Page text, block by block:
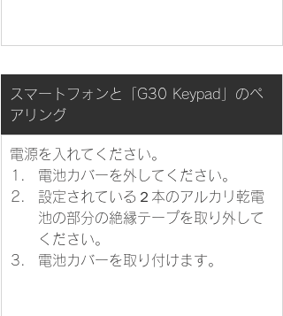
スマートフォンと「G30 Keypad」のペ
アリング
電源を入れてください。
​電池カバーを外してください。
設定されている２本のアルカリ乾電
池の部分の絶縁テープを取り外して
ください。
電池カバーを取り付けます。